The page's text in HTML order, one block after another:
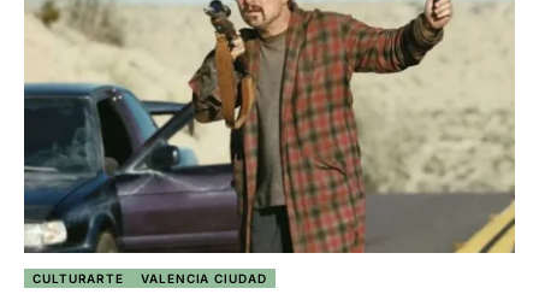
CULTURARTE VALENCIA CIUDAD